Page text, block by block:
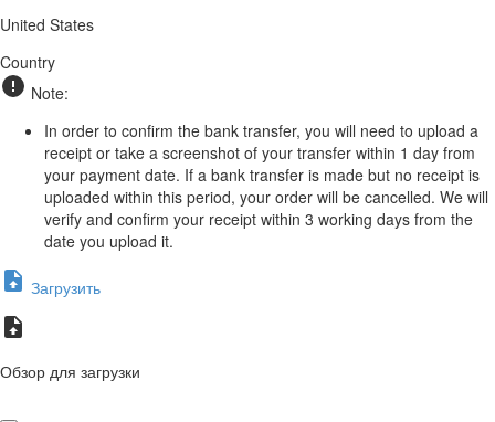
United States
Country
Note:
In order to confirm the bank transfer, you will need to upload a
receipt or take a screenshot of your transfer within 1 day from
your payment date. If a bank transfer is made but no receipt is
uploaded within this period, your order will be cancelled. We will
verify and confirm your receipt within 3 working days from the
date you upload it.
Загрузить
Обзор для загрузки